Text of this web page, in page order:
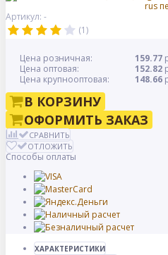
Артикул: -
(1)
Цена розничная: 159.77
Цена оптовая:
152.82
Цена крупнооптовая:
148.66
В КОРЗИНУ
ОФОРМИТЬ ЗАКАЗ
СРАВНИТЬ
ОТЛОЖИТЬ
Способы оплаты
ХАРАКТЕРИСТИКИ